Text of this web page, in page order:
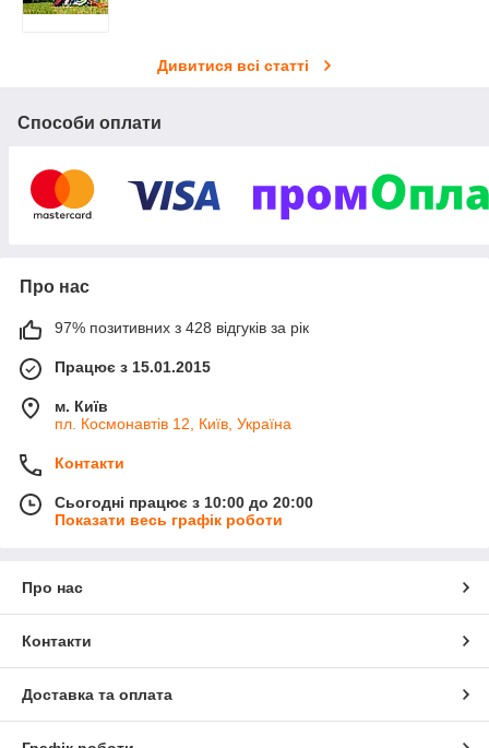
Дивитися всі статті
Способи оплати
Про нас
97% позитивних з 428 відгуків за рік
Працює з 15.01.2015
м. Київ
пл. Космонавтів 12, Київ, Україна
Контакти
Сьогодні працює з 10:00 до 20:00
Показати весь графік роботи
Про нас
Контакти
Доставка та оплата